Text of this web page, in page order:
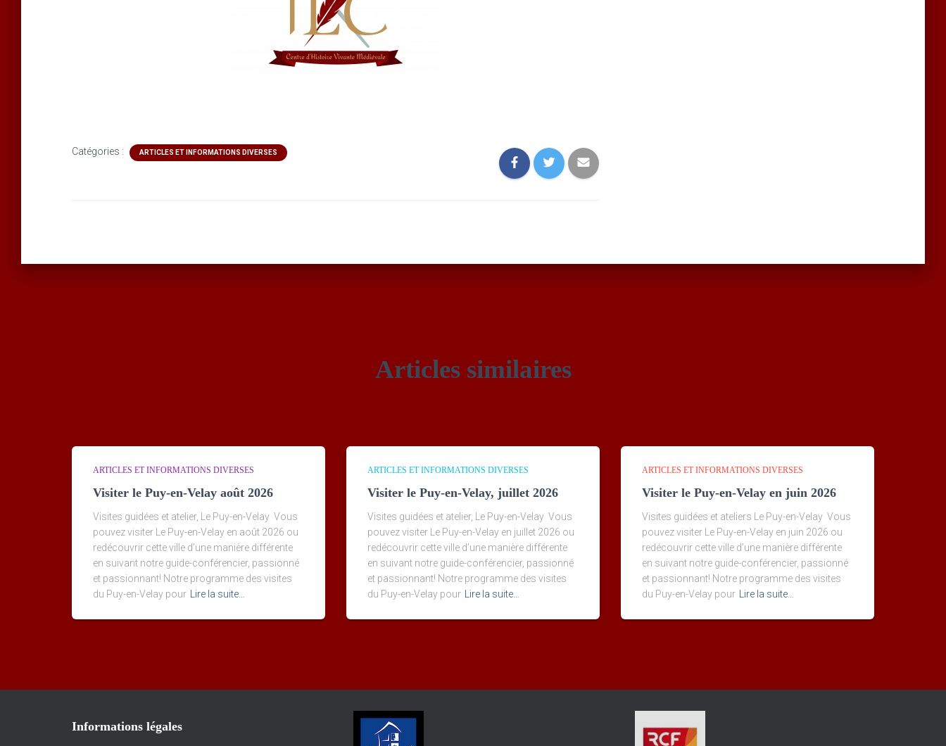
Catégories : ARTICLES ET INFORMATIONS DIVERSES
Articles similaires
ARTICLES ET INFORMATIONS DIVERSES
Visiter le Puy-en-Velay août 2026
Visites guidées et atelier, Le Puy-en-Velay Vous
pouvez visiter Le Puy-en-Velay en août 2026 ou
redécouvrir cette ville d’une manière différente
en suivant notre guide-conférencier, passionné
et passionnant! Notre programme des visites
du Puy-en-Velay pour
Lire la suite…
ARTICLES ET INFORMATIONS DIVERSES
Visiter le Puy-en-Velay, juillet 2026
Visites guidées et atelier, Le Puy-en-Velay Vous
pouvez visiter Le Puy-en-Velay en juillet 2026 ou
redécouvrir cette ville d’une manière différente
en suivant notre guide-conférencier, passionné
et passionnant! Notre programme des visites
du Puy-en-Velay pour
Lire la suite…
ARTICLES ET INFORMATIONS DIVERSES
Visiter le Puy-en-Velay en juin 2026
Visites guidées et ateliers Le Puy-en-Velay Vous
pouvez visiter Le Puy-en-Velay en juin 2026 ou
redécouvrir cette ville d’une manière différente
en suivant notre guide-conférencier, passionné
et passionnant! Notre programme des visites
du Puy-en-Velay pour
Lire la suite…
Informations légales